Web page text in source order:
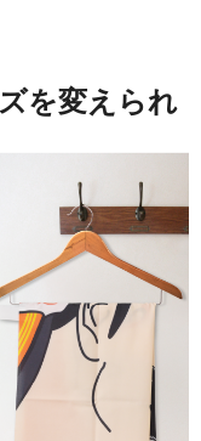
43400
を変えられ